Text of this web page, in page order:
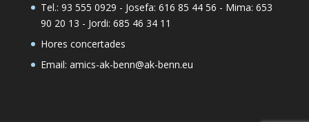
Tel.: 93 555 0929 - Josefa: 616 85 44 56 - Mima: 653
90 20 13 - Jordi: 685 46 34 11
Hores concertades
Email: amics-ak-benn@ak-benn.eu